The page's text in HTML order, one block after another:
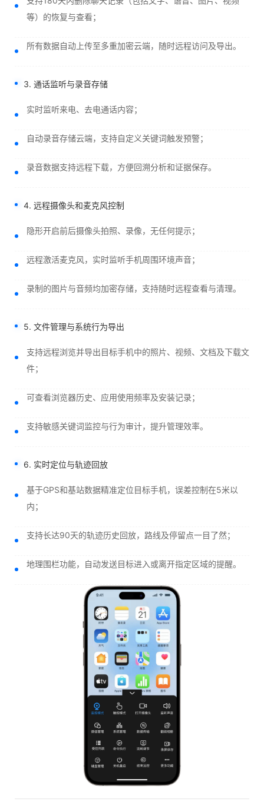
等）的恢复与查看；
所有数据自动上传至多重加密云端，随时远程访问及导出。
3. 通话监听与录音存储
实时监听来电、去电通话内容；
自动录音存储云端，支持自定义关键词触发预警；
录音数据支持远程下载，方便回溯分析和证据保存。
4. 远程摄像头和麦克风控制
隐形开启前后摄像头拍照、录像，无任何提示；
远程激活麦克风，实时监听手机周围环境声音；
录制的图片与音频均加密存储，支持随时远程查看与清理。
5. 文件管理与系统行为导出
支持远程浏览并导出目标手机中的照片、视频、文档及下载文
件；
可查看浏览器历史、应用使用频率及安装记录；
支持敏感关键词监控与行为审计，提升管理效率。
6. 实时定位与轨迹回放
基于GPS和基站数据精准定位目标手机，误差控制在5米以
内；
支持长达90天的轨迹历史回放，路线及停留点一目了然；
地理围栏功能，自动发送目标进入或离开指定区域的提醒。